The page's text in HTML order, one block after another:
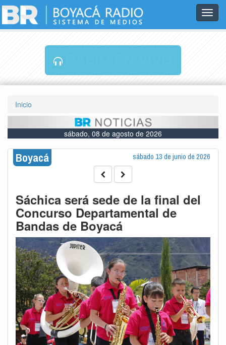
Inicio
sábado, 08 de agosto de 2026
Boyacá sábado 13 de junio de 2026
Sáchica será sede de la final del
Concurso Departamental de
Bandas de Boyacá